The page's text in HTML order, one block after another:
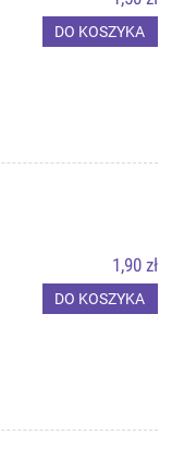
DO KOSZYKA
1,90 zł
DO KOSZYKA